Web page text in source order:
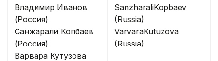
Владимир Иванов
(Россия)
Санжарали Копбаев
(Россия)
Варвара Кутузова
SanzharaliKopbaev
(Russia)
VarvaraKutuzova
(Russia)